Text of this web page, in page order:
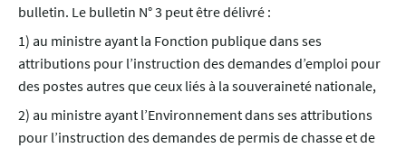
bulletin. Le bulletin N° 3 peut être délivré :
1) au ministre ayant la Fonction publique dans ses
attributions pour l’instruction des demandes d’emploi pour
des postes autres que ceux liés à la souveraineté nationale,
2) au ministre ayant l’Environnement dans ses attributions
pour l’instruction des demandes de permis de chasse et de